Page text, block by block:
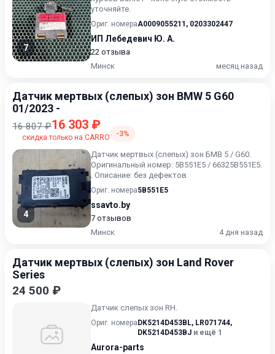
7
уточняйте.
Ориг. номераA0009055211 , 0203302447
ИП Лебедевич Ю. А.
22 отзыва
Минск
месяц назад
Датчик мертвых (слепых) зон BMW 5 G60
01/2023 -
16 807 ₽16 303 ₽
скидка только на CARRO -3%
4
Датчик мертвых (слепых) зон БМВ 5 / G60.
Оригинальный номер: 5В551Е5 / 66325В551Е5.
. Описание: без дефектов
Ориг. номера5B551E5
ssavto.by
7 отзывов
Минск
4 дня назад
Датчик мертвых (слепых) зон Land Rover
Series
24 500 ₽
Датчик слепых зон RH.
Ориг. номера DK5214D453BL, LR071744,
DK5214D453BJ и ещё 1
Aurora-parts